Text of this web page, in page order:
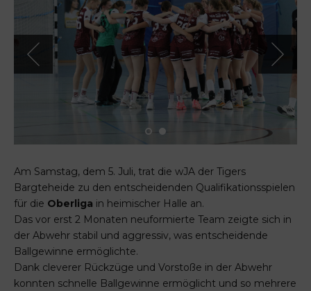
Am Samstag, dem 5. Juli, trat die wJA der Tigers
Bargteheide zu den entscheidenden Qualifikationsspielen
für die Oberliga in heimischer Halle an.
Das vor erst 2 Monaten neuformierte Team zeigte sich in
der Abwehr stabil und aggressiv, was entscheidende
Ballgewinne ermöglichte.
Dank cleverer Rückzüge und Vorstoße in der Abwehr
konnten schnelle Ballgewinne ermöglicht und so mehrere